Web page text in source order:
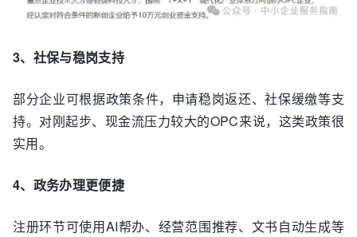
3、社保与稳岗支持
部分企业可根据政策条件，申请稳岗返还、社保缓缴等支
持。对刚起步、现金流压力较大的OPC来说，这类政策很
实用。
4、政务办理更便捷
注册环节可使用AI帮办、经营范围推荐、文书自动生成等